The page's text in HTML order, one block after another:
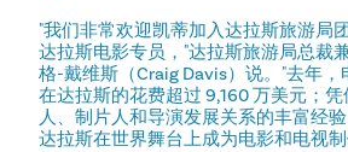
"我们非常欢迎凯蒂加入达拉斯旅游局
达拉斯电影专员，"达拉斯旅游局总裁
格-戴维斯（Craig Davis）说。"去年，
在达拉斯的花费超过 9,160 万美元；
人、制片人和导演发展关系的丰富经
达拉斯在世界舞台上成为电影和电视